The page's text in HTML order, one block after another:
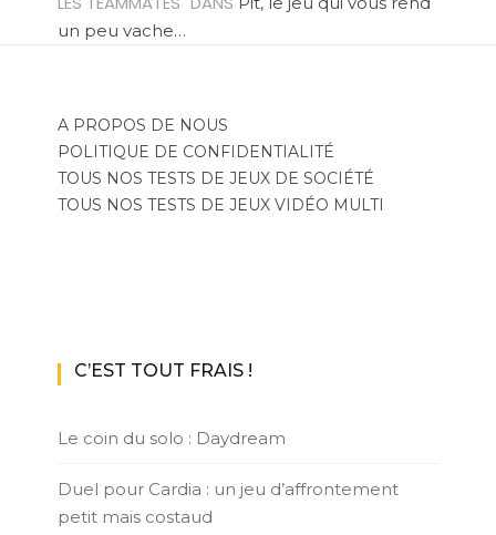
un peu vache…
A PROPOS DE NOUS
POLITIQUE DE CONFIDENTIALITÉ
TOUS NOS TESTS DE JEUX DE SOCIÉTÉ
TOUS NOS TESTS DE JEUX VIDÉO MULTI
C’EST TOUT FRAIS !
Le coin du solo : Daydream
Duel pour Cardia : un jeu d’affrontement
petit mais costaud